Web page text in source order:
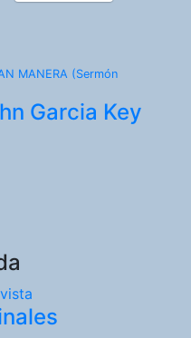
MANERA (Sermón
Garcia Key